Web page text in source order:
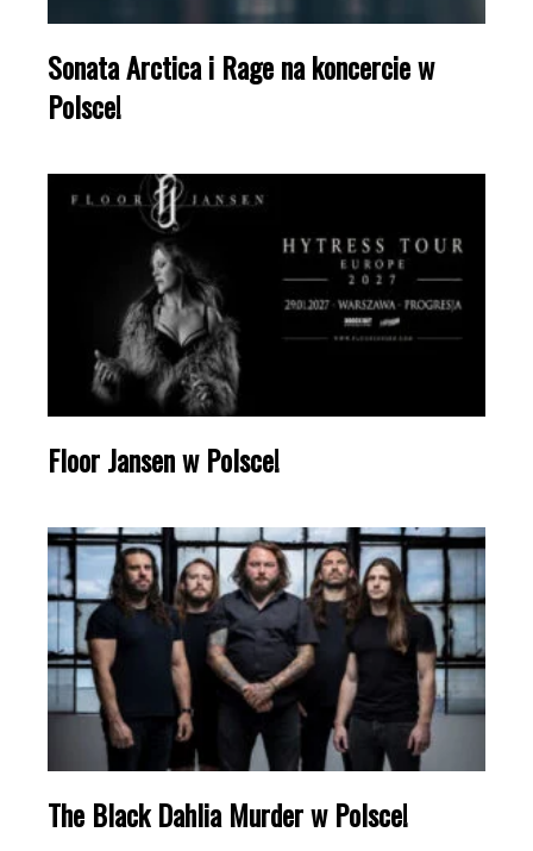
Sonata Arctica i Rage na koncercie w
Polsce!
Floor Jansen w Polsce!
The Black Dahlia Murder w Polsce!